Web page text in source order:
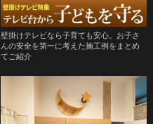
壁掛けテレビなら子育ても安心。お子さ
んの安全を第一に考えた施工例をまとめ
てご紹介